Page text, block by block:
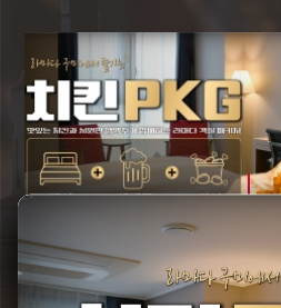
라마다 바이
2026 치맥